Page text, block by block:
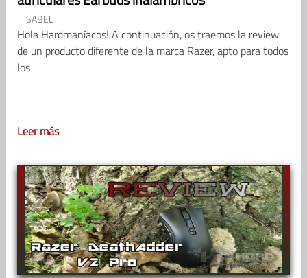
ISABEL
Hola Hardmaníacos! A continuación, os traemos la review
de un producto diferente de la marca Razer, apto para todos
los
Leer más